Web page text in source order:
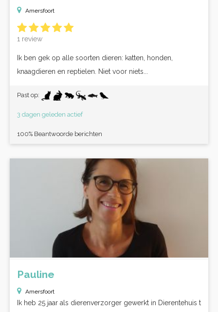
Amersfoort
1 review
Ik ben gek op alle soorten dieren: katten, honden,
knaagdieren en reptielen. Niet voor niets...
Past op:
3 dagen geleden actief
100% Beantwoorde berichten
Pauline
Amersfoort
Ik heb 25 jaar als dierenverzorger gewerkt in Dierentehuis t